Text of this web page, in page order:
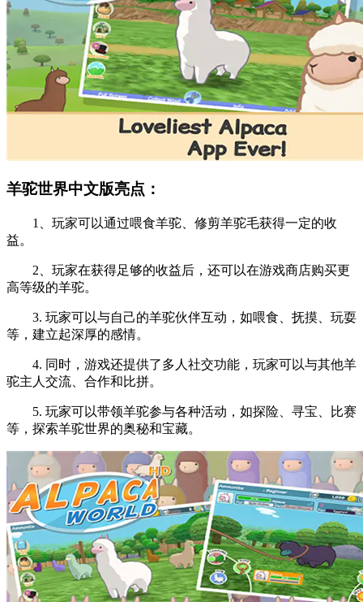
羊驼世界中文版亮点：
1、玩家可以通过喂食羊驼、修剪羊驼毛获得一定的收
益。
2、玩家在获得足够的收益后，还可以在游戏商店购买更
高等级的羊驼。
3. 玩家可以与自己的羊驼伙伴互动，如喂食、抚摸、玩耍
等，建立起深厚的感情。
4. 同时，游戏还提供了多人社交功能，玩家可以与其他羊
驼主人交流、合作和比拼。
5. 玩家可以带领羊驼参与各种活动，如探险、寻宝、比赛
等，探索羊驼世界的奥秘和宝藏。